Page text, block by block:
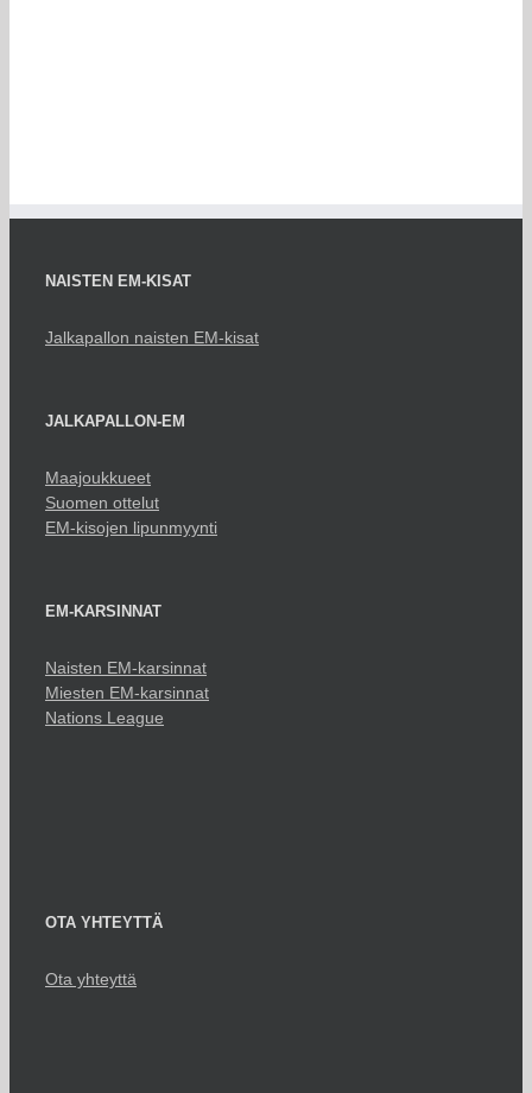
NAISTEN EM-KISAT
Jalkapallon naisten EM-kisat
JALKAPALLON-EM
Maajoukkueet
Suomen ottelut
EM-kisojen lipunmyynti
EM-KARSINNAT
Naisten EM-karsinnat
Miesten EM-karsinnat
Nations League
OTA YHTEYTTÄ
Ota yhteyttä